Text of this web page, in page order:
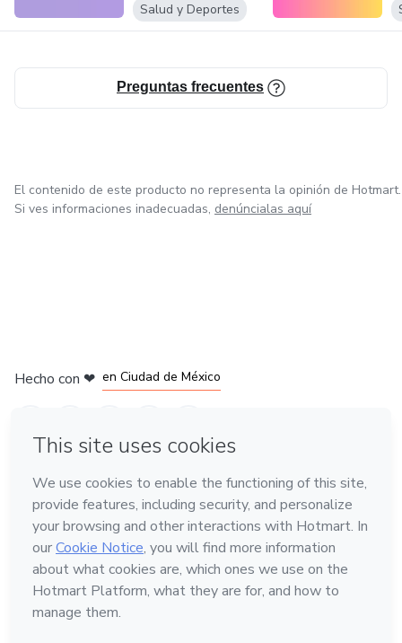
Salud y Deportes
Preguntas frecuentes
El contenido de este producto no representa la opinión de Hotmart.
Si ves informaciones inadecuadas, denúncialas aquí
Hecho con ❤ en Ciudad de México
Conoce Hotmart
Idioma
Español